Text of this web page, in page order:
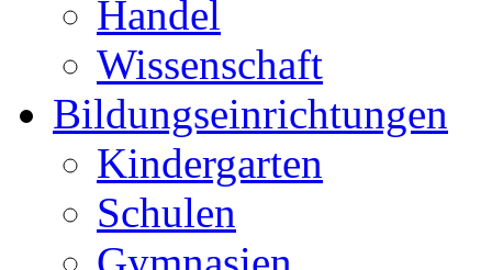
Handel
Wissenschaft
Bildungseinrichtungen
Kindergarten
Schulen